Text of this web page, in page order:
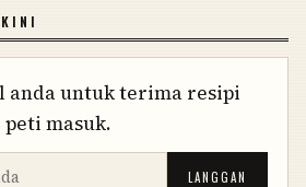
anda untuk terima resipi
masuk.
LANGGAN